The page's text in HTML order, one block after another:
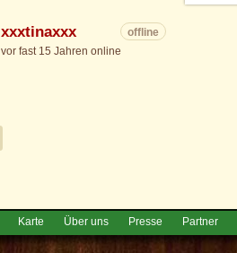
xxxtinaxxx
offline
vor fast 15 Jahren online
Karte Über uns Presse Partner